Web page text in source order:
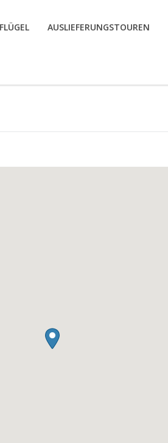
AUSLIEFERUNGSTOUREN